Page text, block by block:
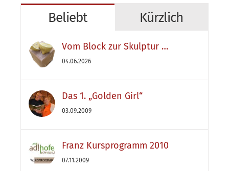
Beliebt Kürzlich
Vom Block zur Skulptur …
04.06.2026
Das 1. „Golden Girl“
03.09.2009
Franz Kursprogramm 2010
07.11.2009